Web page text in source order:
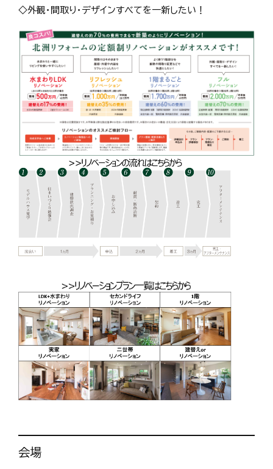
◇外観・間取り・デザインすべてを一新したい！
会場